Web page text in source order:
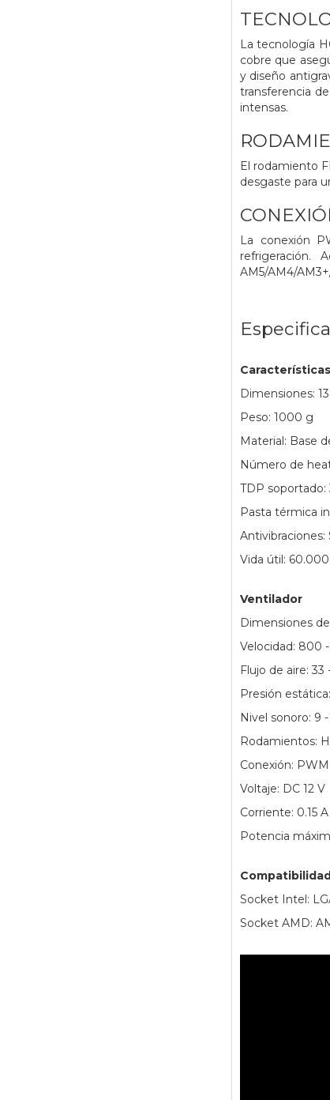
La tecnología
cobre que
y diseño
transferencia
intensas.
El rodamiento
desgaste para
La conexión
refrigeración.
AM5/AM4/
Dimensiones:
Peso: 1000 g
Material: Base
Número de
TDP soportado:
Pasta térmica
Antivibraciones:
Vida útil:
Ventilador
Dimensiones
Velocidad: 800
Flujo de aire: 33
Presión
Nivel sonoro: 9
Rodamientos:
Conexión:
Voltaje: DC 12 V
Corriente: 0.15 A
Potencia
Compatibilidad
Socket Intel:
Socket AMD: